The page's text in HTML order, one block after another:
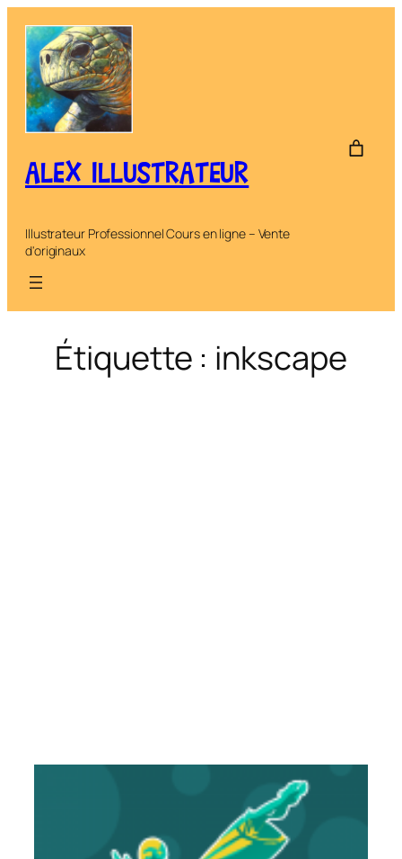
contenu
ALEX ILLUSTRATEUR
Illustrateur Professionnel Cours en ligne – Vente
d'originaux
Étiquette : inkscape